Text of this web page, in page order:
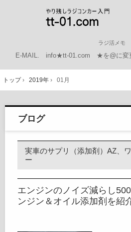
ラジ活メモ
E-MAIL. info★tt-01.com ★を@に変
トップ› 2019年 › 01月
ブログ
実車のサプリ（添加剤）AZ、
ー
エンジンのノイズ減らし
ンジン＆オイル添加剤を紹